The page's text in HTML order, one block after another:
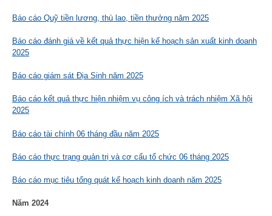
Báo cáo Quỹ tiền lương, thù lao, tiền thưởng năm 2025
Báo cáo đánh giá về kết quả thực hiện kế hoạch sản xuất kinh doanh
2025
Báo cáo giám sát Địa Sinh năm 2025
Báo cáo kết quả thực hiện nhiệm vụ công ích và trách nhiệm Xã hội
2025
Báo cáo tài chính 06 tháng đầu năm 2025
Báo cáo thực trạng quản trị và cơ cấu tổ chức 06 tháng 2025
Báo cáo mục tiêu tổng quát kế hoạch kinh doanh năm 2025
Năm 2024